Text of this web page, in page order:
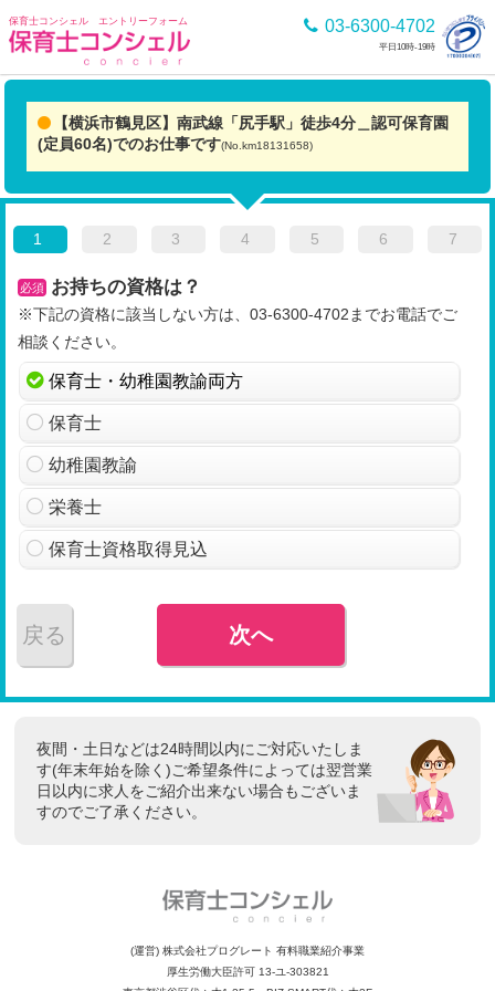
保育士コンシェル エントリーフォーム 03-6300-4702
平日10時-19時
【横浜市鶴見区】南武線「尻手駅」徒歩4分＿認可保育園
(定員60名)でのお仕事です(No.km18131658)
1 2 3 4 5 6 7
必須 お持ちの資格は？
※下記の資格に該当しない方は、03-6300-4702までお電話でご
相談ください。
保育士・幼稚園教諭両方
保育士
幼稚園教諭
栄養士
保育士資格取得見込
戻る 次へ
夜間・土日などは24時間以内にご対応いたしま
す(年末年始を除く)ご希望条件によっては翌営業
日以内に求人をご紹介出来ない場合もございま
すのでご了承ください。
(運営) 株式会社プログレート 有料職業紹介事業
厚生労働大臣許可 13-ユ-303821